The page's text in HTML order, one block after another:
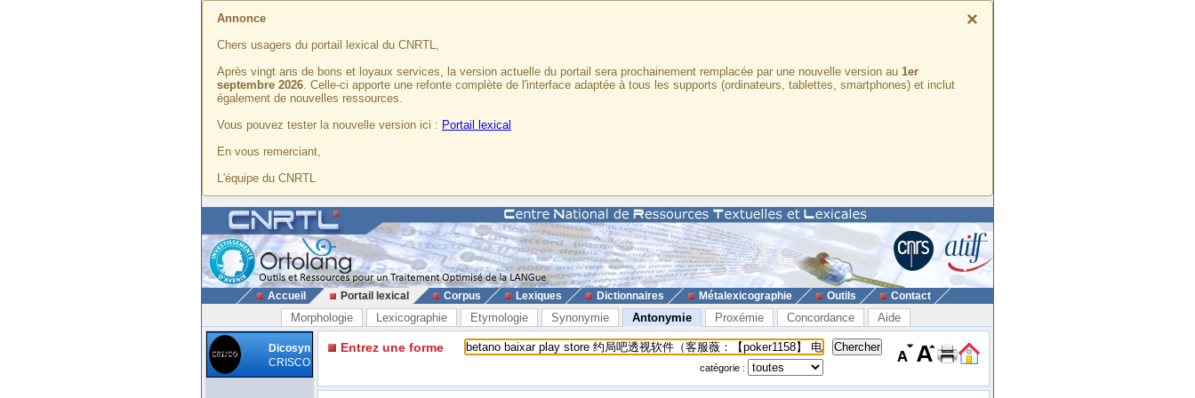
×
Annonce
Chers usagers du portail lexical du CNRTL,
Après vingt ans de bons et loyaux services, la version actuelle du portail sera prochainement remplacée par une nouvelle version au 1er
septembre 2026. Celle-ci apporte une refonte complète de l'interface adaptée à tous les supports (ordinateurs, tablettes, smartphones) et inclut
également de nouvelles ressources.
Vous pouvez tester la nouvelle version ici : Portail lexical
En vous remerciant,
L'équipe du CNRTL
Accueil Portail lexical Corpus Lexiques Dictionnaires Métalexicographie Outils Contact
Morphologie Lexicographie Etymologie Synonymie Antonymie Proxémie Concordance Aide
Dicosyn
CRISCO
Entrez une forme
catégorie :